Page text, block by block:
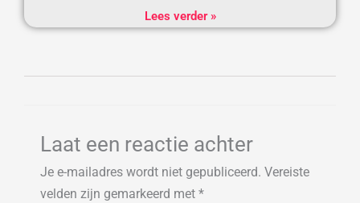
Lees verder »
Laat een reactie achter
Je e-mailadres wordt niet gepubliceerd. Vereiste
velden zijn gemarkeerd met *